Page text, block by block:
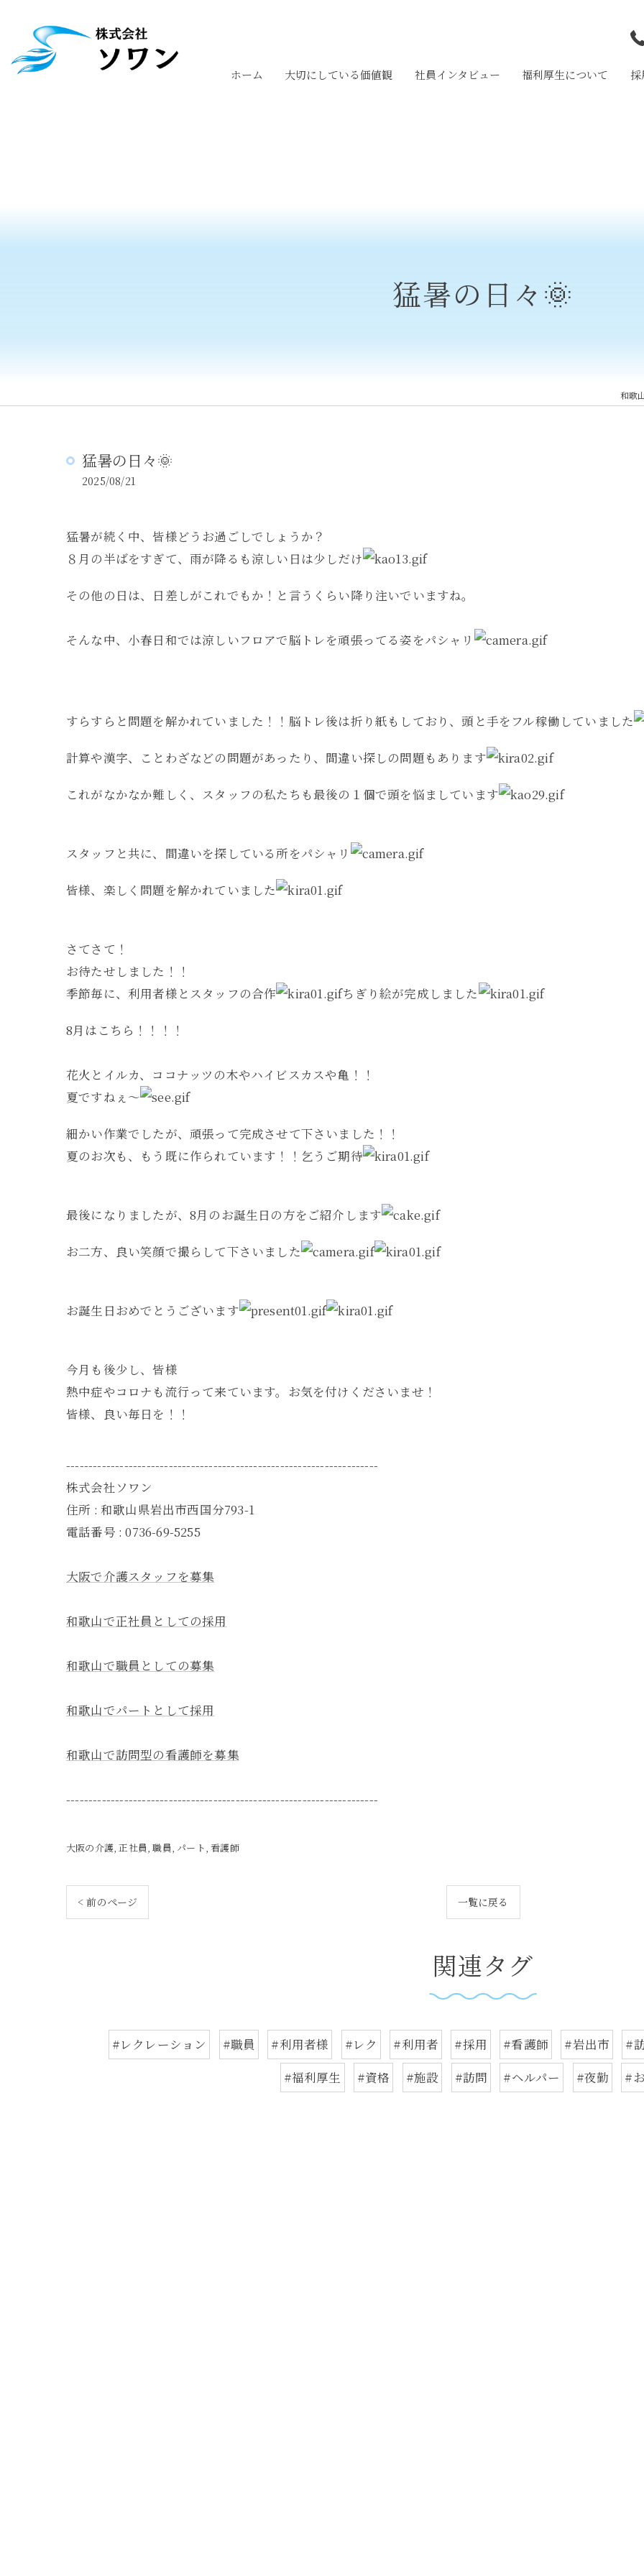
ホーム 大切にしている価値観 社員インタビュー 福利厚生について 採
猛暑の日々🌞
和歌
猛暑の日々🌞
2025/08/21
猛暑が続く中、皆様どうお過ごしでしょうか？
８月の半ばをすぎて、雨が降るも涼しい日は少しだけ
その他の日は、日差しがこれでもか！と言うくらい降り注いでいますね。
そんな中、小春日和では涼しいフロアで脳トレを頑張ってる姿をパシャリ
すらすらと問題を解かれていました！！脳トレ後は折り紙もしており、頭と手をフル稼働していました
計算や漢字、ことわざなどの問題があったり、間違い探しの問題もあります
これがなかなか難しく、スタッフの私たちも最後の１個で頭を悩ましています
スタッフと共に、間違いを探している所をパシャリ
皆様、楽しく問題を解かれていました
さてさて！
お待たせしました！！
季節毎に、利用者様とスタッフの合作
ちぎり絵が完成しました
8月はこちら！！！！
花火とイルカ、ココナッツの木やハイビスカスや亀！！
夏ですねぇ～
細かい作業でしたが、頑張って完成させて下さいました！！
夏のお次も、もう既に作られています！！乞うご期待
最後になりましたが、8月のお誕生日の方をご紹介します
お二方、良い笑顔で撮らして下さいました
お誕生日おめでとうございます
今月も後少し、皆様
熱中症やコロナも流行って来ています。お気を付けくださいませ！
皆様、良い毎日を！！
----------------------------------------------------------------------
株式会社ソワン
住所 : 和歌山県岩出市西国分793-1
電話番号 : 0736-69-5255
大阪で介護スタッフを募集
和歌山で正社員としての採用
和歌山で職員としての募集
和歌山でパートとして採用
和歌山で訪問型の看護師を募集
----------------------------------------------------------------------
大阪の介護 正社員 職員 パート 看護師
< 前のページ 一覧に戻る
関連タグ
#レクレーション #職員 #利用者様 #レク #利用者 #採用 #看護師 #岩出市 #
#福利厚生
#資格 #施設 #訪問 #ヘルパー #夜勤 #